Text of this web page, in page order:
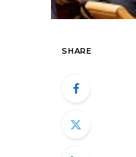
SHARE